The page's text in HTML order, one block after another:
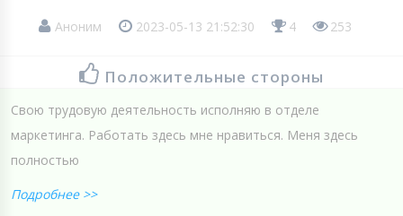
Аноним 2023-05-13 21:52:30 4 253
Положительные стороны
Свою трудовую деятельность исполняю в отделе
маркетинга. Работать здесь мне нравиться. Меня здесь
полностью
Подробнее >>